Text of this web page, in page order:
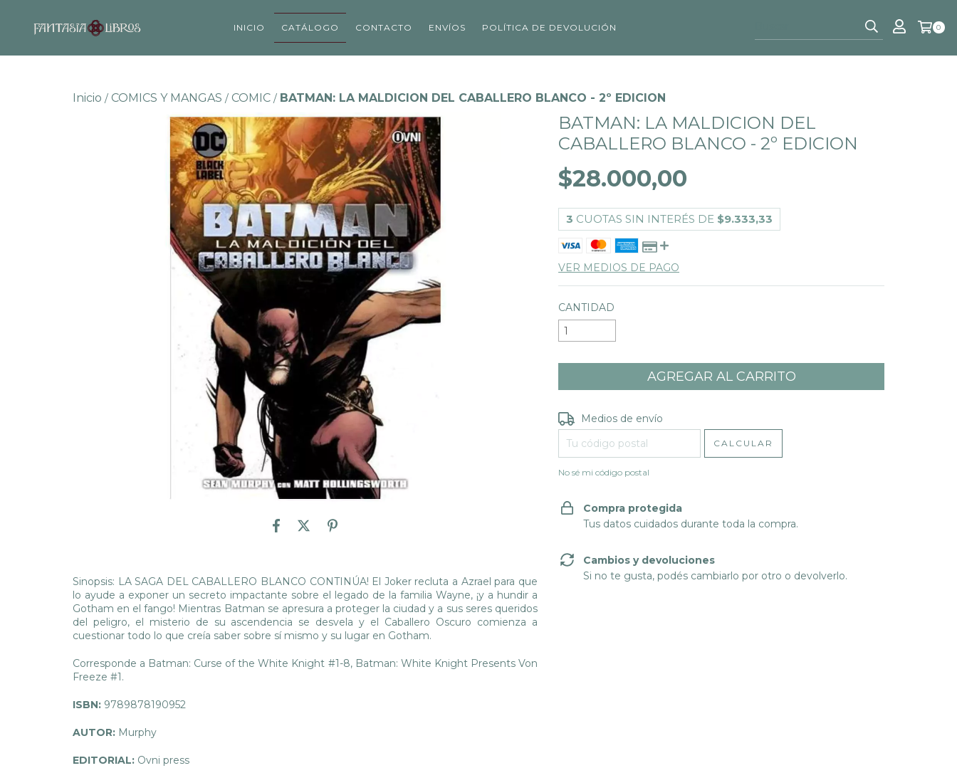
INICIO CATÁLOGO CONTACTO ENVÍOS POLÍTICA DE DEVOLUCIÓN 0
Inicio / COMICS Y MANGAS / COMIC / BATMAN: LA MALDICION DEL CABALLERO BLANCO - 2º EDICION
Sinopsis: LA SAGA DEL CABALLERO BLANCO CONTINÚA! El Joker recluta a Azrael para que
lo ayude a exponer un secreto impactante sobre el legado de la familia Wayne, ¡y a hundir a
Gotham en el fango! Mientras Batman se apresura a proteger la ciudad y a sus seres queridos
del peligro, el misterio de su ascendencia se desvela y el Caballero Oscuro comienza a
cuestionar todo lo que creía saber sobre sí mismo y su lugar en Gotham.
Corresponde a Batman: Curse of the White Knight #1-8, Batman: White Knight Presents Von
Freeze #1.
ISBN: 9789878190952
AUTOR: Murphy
EDITORIAL: Ovni press
BATMAN: LA MALDICION DEL
CABALLERO BLANCO - 2º EDICION
$28.000,00
3 CUOTAS SIN INTERÉS DE $9.333,33
VER MEDIOS DE PAGO
CANTIDAD
Entregas para el CP:
Medios de envío
CALCULAR
No sé mi código postal
Compra protegida
Tus datos cuidados durante toda la compra.
Cambios y devoluciones
Si no te gusta, podés cambiarlo por otro o devolverlo.